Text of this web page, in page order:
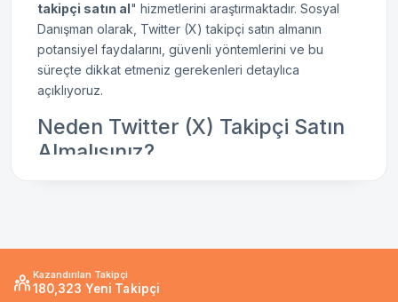
takipçi satın al" hizmetlerini araştırmaktadır. Sosyal
Danışman olarak, Twitter (X) takipçi satın almanın
potansiyel faydalarını, güvenli yöntemlerini ve bu
süreçte dikkat etmeniz gerekenleri detaylıca
açıklıyoruz.
Neden Twitter (X) Takipçi Satın
Almalısınız?
Yeni bir Twitter (X) hesabı için sıfırdan takipçi
Kazandırılan Takipçi
180,323 Yeni Takipçi